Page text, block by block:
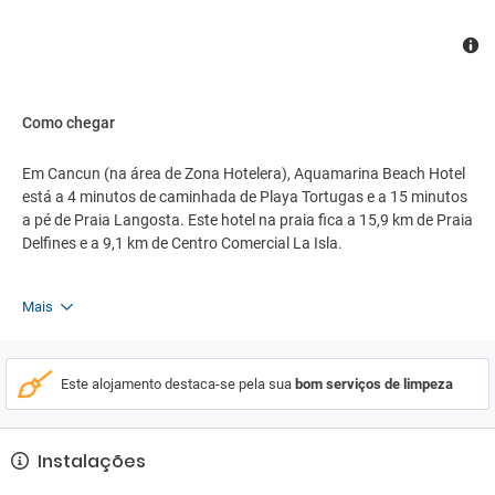
Como chegar
Em Cancun (na área de Zona Hotelera), Aquamarina Beach Hotel
está a 4 minutos de caminhada de Playa Tortugas e a 15 minutos
a pé de Praia Langosta. Este hotel na praia fica a 15,9 km de Praia
Delfines e a 9,1 km de Centro Comercial La Isla.
Mais
Este alojamento destaca-se pela sua bom serviços de limpeza
Instalações